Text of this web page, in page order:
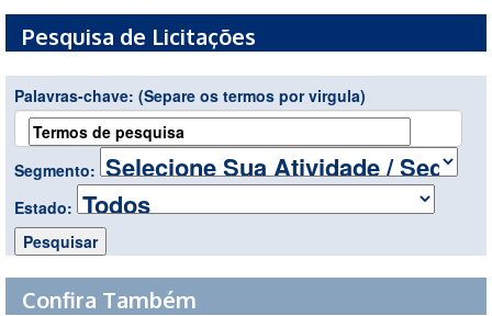
Pesquisa de Licitações
Palavras-chave: (Separe os termos por virgula)
Segmento:
Estado:
Confira Também